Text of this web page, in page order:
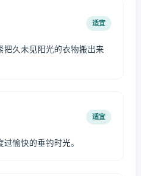
适宜
把久未见阳光的衣物搬出来
适宜
愉快的垂钓时光。